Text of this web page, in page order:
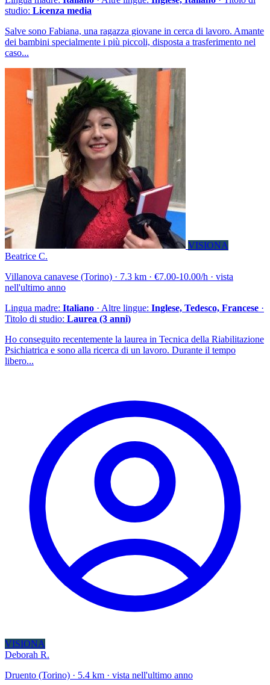
studio: Licenza media
Salve sono Fabiana, una ragazza giovane in cerca di lavoro. Amante
dei bambini specialmente i più piccoli, disposta a trasferimento nel
caso...
VISIONA
Beatrice C.
Villanova canavese (Torino) · 7.3 km · €7.00-10.00/h · vista
nell'ultimo anno
Lingua madre: Italiano · Altre lingue: Inglese, Tedesco, Francese ·
Titolo di studio: Laurea (3 anni)
Ho conseguito recentemente la laurea in Tecnica della Riabilitazione
Psichiatrica e sono alla ricerca di un lavoro. Durante il tempo
libero...
VISIONA
Deborah R.
Druento (Torino) · 5.4 km · vista nell'ultimo anno